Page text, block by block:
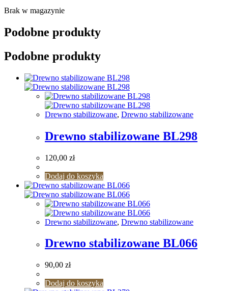
Brak w magazynie
Podobne produkty
Podobne produkty
Drewno stabilizowane, Drewno stabilizowane
Drewno stabilizowane BL298
120,00 zł
Dodaj do koszyka
Drewno stabilizowane, Drewno stabilizowane
Drewno stabilizowane BL066
90,00 zł
Dodaj do koszyka